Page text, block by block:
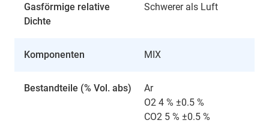
Gasförmige relative
Dichte
Schwerer als Luft
Komponenten MIX
Bestandteile (% Vol. abs)
Ar
O2 4 % ±0.5 %
CO2 5 % ±0.5 %